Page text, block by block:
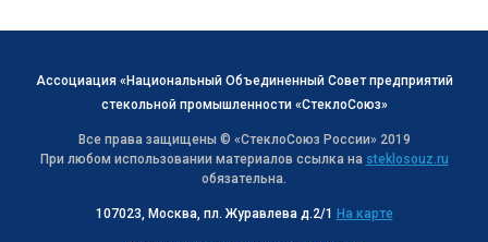
Ассоциация «Национальный Объединенный Совет предприятий
стекольной промышленности «СтеклоСоюз»
Все права защищены © «СтеклоСоюз Роcсии» 2019
При любом использовании материалов ссылка на steklosouz.ru
обязательна.
107023, Москва, пл. Журавлева д.2/1 На карте